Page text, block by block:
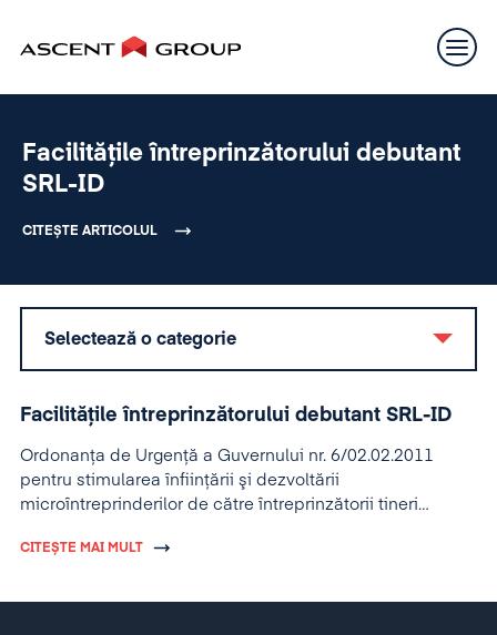
Facilitățile întreprinzătorului debutant
SRL-ID
CITEȘTE ARTICOLUL
Selectează o categorie
Facilitățile întreprinzătorului debutant SRL-ID
Ordonanța de Urgență a Guvernului nr. 6/02.02.2011
pentru stimularea înfiinţării şi dezvoltării
microîntreprinderilor de către întreprinzătorii tineri
debutant:
CITEȘTE MAI MULT